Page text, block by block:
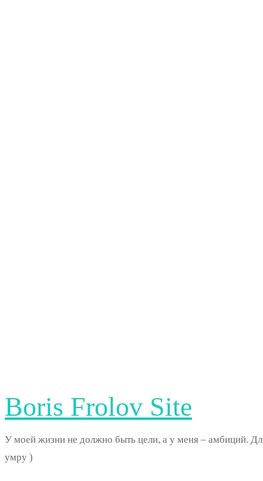
Boris Frolov Site
У моей жизни не должно быть цели, а у меня – амбиций.
умру )